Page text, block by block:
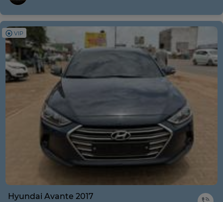
VIP
Hyundai Avante 2017